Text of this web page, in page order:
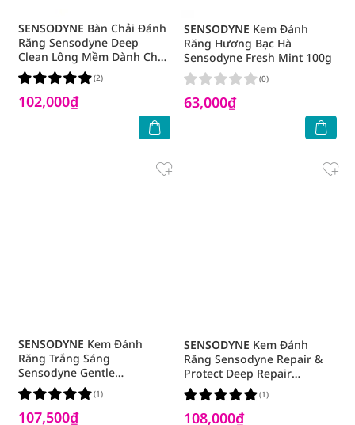
SENSODYNE Bàn Chải Đánh
Răng Sensodyne Deep
Clean Lông Mềm Dành Cho
Răng Nhạy Cảm 3 Cây
102,000₫
(2)
SENSODYNE Kem Đánh
Răng Hương Bạc Hà
Sensodyne Fresh Mint 100g
63,000₫
(0)
SENSODYNE Kem Đánh
Răng Trắng Sáng
Sensodyne Gentle
Whitening 160g
107,500₫
(1)
SENSODYNE Kem Đánh
Răng Sensodyne Repair &
Protect Deep Repair
Whitening 100g
108,000₫
(1)